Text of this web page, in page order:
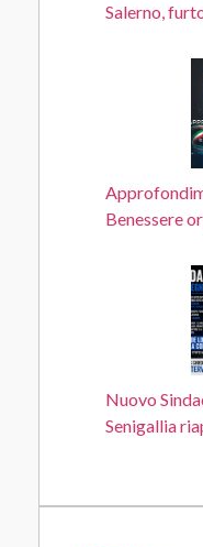
Salerno,
Benessere
Nuovo
Senigallia